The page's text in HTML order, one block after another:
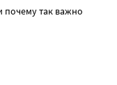
почему так важно